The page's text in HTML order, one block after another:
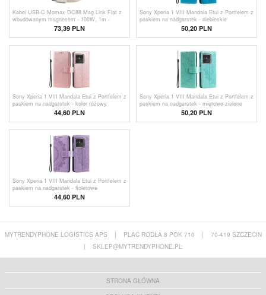
Kabel USB-C Momax DC88 Mag.Link Flat z
wbudowanym magnesem - 100W, 1m -
73,39 PLN
Sony Xperia 1 VIII Mandala Etui z Portfelem z
paskiem na nadgarstek - niebieskie
50,20 PLN
Sony Xperia 1 VIII Mandala Etui z Portfelem z
paskiem na nadgarstek - kolor różowy
44,60 PLN
Sony Xperia 1 VIII Mandala Etui z Portfelem z
paskiem na nadgarstek - miętowo-zielone
50,20 PLN
Sony Xperia 1 VIII Mandala Etui z Portfelem z
paskiem na nadgarstek - fioletowe
44,60 PLN
MYTRENDYPHONE LOGISTICS APS | PLAC RODŁA 8 POK 710 |
70-419 SZCZECIN
|
SKLEP@MYTRENDYPHONE.PL
STRONA GŁÓWNA